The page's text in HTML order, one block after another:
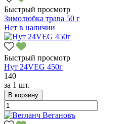
Быстрый просмотр
Зимолюбка трава 50 г
Нет в наличии
Быстрый просмотр
Нут 24VEG 450г
140
за 1 шт.
В корзину